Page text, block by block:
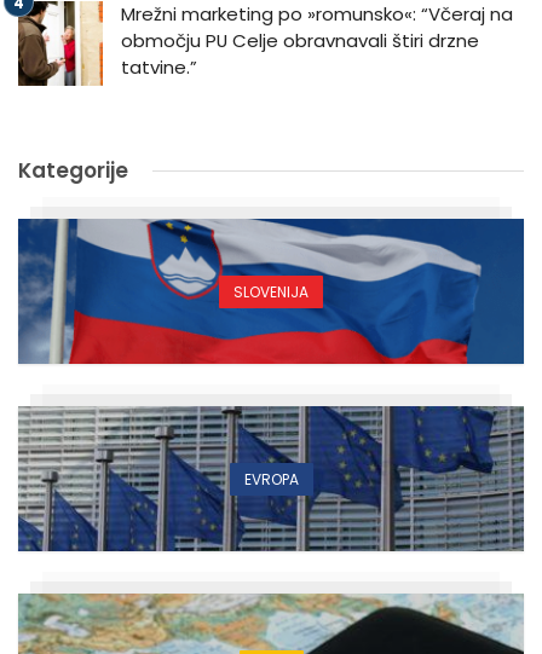
Mrežni marketing po »romunsko«: “Včeraj na
območju PU Celje obravnavali štiri drzne
tatvine.”
Kategorije
SLOVENIJA
EVROPA